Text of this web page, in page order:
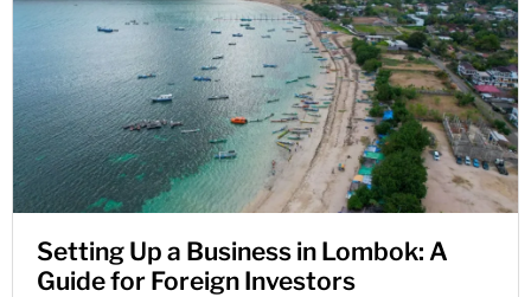
Setting Up a Business in Lombok: A
Guide for Foreign Investors